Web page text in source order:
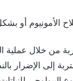
الأمونيوم أو
من خلال عملية
إلى الإضرار